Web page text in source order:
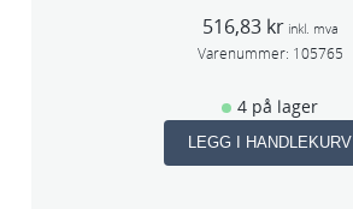
516,83 kr inkl. mva
Varenummer: 105765
4 på lager
LEGG I HANDLEKURV